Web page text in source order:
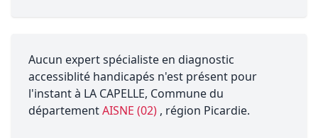
Aucun expert spécialiste en diagnostic
accessiblité handicapés n'est présent pour
l'instant à LA CAPELLE, Commune du
départementAISNE (02) , région Picardie.